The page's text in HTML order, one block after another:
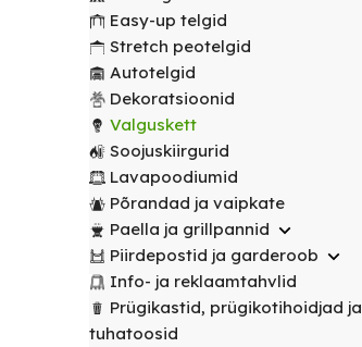
peotelgid
Peomööbel
Laudlinad
toolikatted
Ümmargused
Valgustus
Valguskett POPULAARNE
Lauanõud
Lavapoodiumid
Mängud ja
meelelahutus
Muud
renditooted
Peopaketid
Prügikastid
peotelgid
Peomööbel
transpordikärud
Laudlinad
Prügikastid
Riidestanged
Meelelahutus
Puuderiiulid Easy-up telgid
Stretch peotelgid
Autotelgid
Dekoratsioonid
Valguskett
Soojuskiirgurid
Lavapoodiumid
Põrandad ja vaipkate
Paella ja grillpannid
Piirdepostid ja garderoob
Info- ja reklaamtahvlid
Prügikastid, prügikotihoidjad ja
tuhatoosid